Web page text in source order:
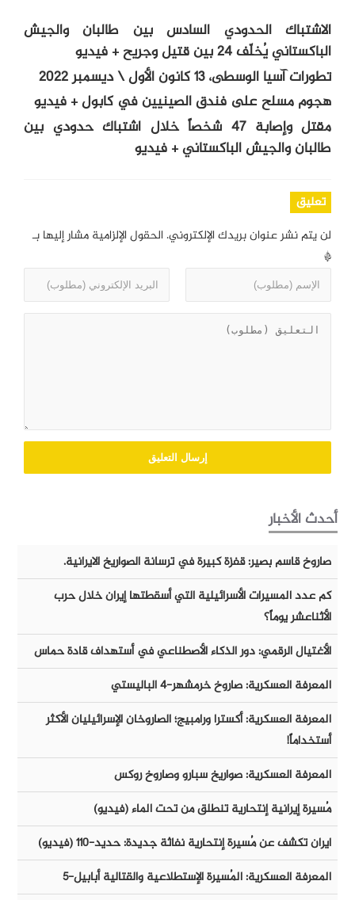
الاشتباك الحدودي السادس بين طالبان والجيش
الباكستاني يُخلّف 24 بين قتيل وجريح + فيديو
تطورات آسيا الوسطى، 13 كانون الأول \ ديسمبر 2022
هجوم مسلح على فندق الصينيين في كابول + فيديو
مقتل وإصابة 47 شخصاً خلال اشتباك حدودي بين
طالبان والجيش الباكستاني + فيديو
تعليق
لن يتم نشر عنوان بريدك الإلكتروني. الحقول الإلزامية مشار إليها بـ
*
أحدث الأخبار
صاروخ قاسم بصير: قفزة كبيرة في ترسانة الصواريخ الايرانية.
كم عدد المسيرات الأسرائيلية التي أسقطتها إيران خلال حرب
الأثناعشر يوماً؟
الأغتيال الرقمي: دور الذكاء الأصطناعي في أستهداف قادة حماس
المعرفة العسكرية: صاروخ خرمشهر-٤ الباليستي
المعرفة العسكرية: أكسترا ورامبيج؛ الصاروخان الإسرائيليان الأكثر
أستخداماً!
المعرفة العسكرية: صواريخ سبارو وصاروخ روكس
مُسيرة إيرانية إنتحارية تنطلق من تحت الماء (فيديو)
ايران تكشف عن مُسيرة إنتحارية نفاثة جديدة: حديد-١١٠ (فيديو)
المعرفة العسكرية: المُسيرة الإستطلاعية والقتالية أبابيل-٥